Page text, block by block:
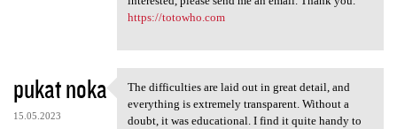
https://totowho.com
pukat noka
15.05.2023
The difficulties are laid out
The difficulties are laid out in great detail, and
everything is extremely transparent. Without a
doubt, it was educational. I find it quite handy to